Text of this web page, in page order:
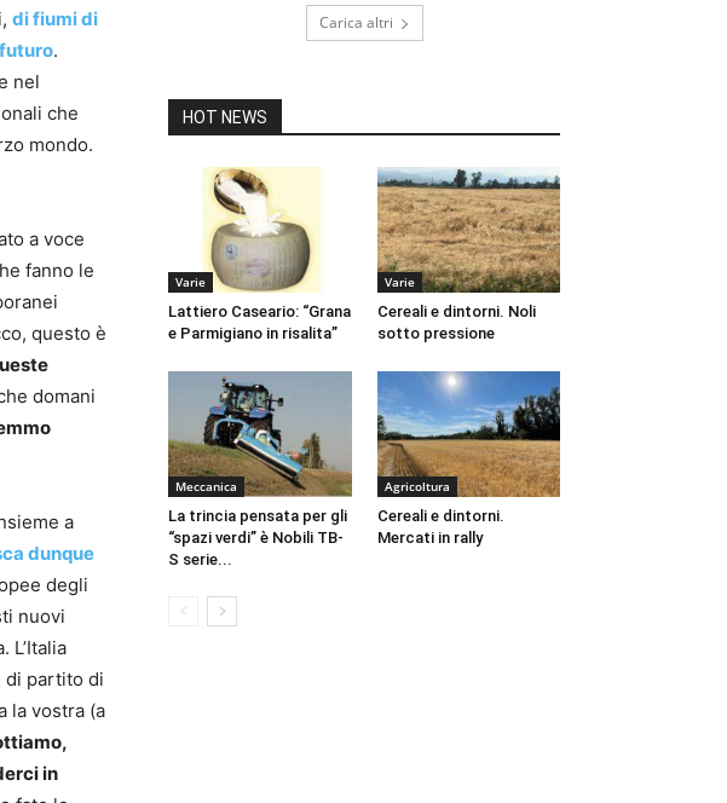
di fiumi di
.
nel
che
mondo.
a voce
fanno le
questo è
domani
a
dunque
degli
nuovi
L’Italia
di partito di
la vostra (a
in
Carica altri
HOT NEWS
Varie
Lattiero Caseario: “Grana
e Parmigiano in risalita”
Varie
Cereali e dintorni. Noli
sotto pressione
Meccanica
La trincia pensata per gli
“spazi verdi” è Nobili TB-
S serie...
Agricoltura
Cereali e dintorni.
Mercati in rally